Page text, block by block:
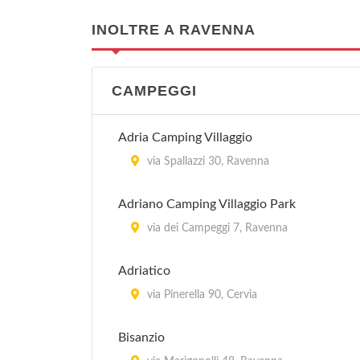
INOLTRE A RAVENNA
CAMPEGGI
Adria Camping Villaggio
via Spallazzi 30, Ravenna
Adriano Camping Villaggio Park
via dei Campeggi 7, Ravenna
Adriatico
via Pinerella 90, Cervia
Bisanzio